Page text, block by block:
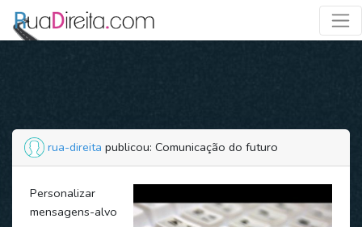
rua-direita publicou: Comunicação do futuro
Personalizar
mensagens-alvo